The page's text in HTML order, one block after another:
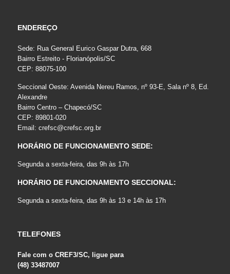
ENDEREÇO
Sede: Rua General Eurico Gaspar Dutra, 668
Bairro Estreito - Florianópolis/SC
CEP: 88075-100
Seccional Oeste: Avenida Nereu Ramos, nº 93-E, Sala nº 8, Ed.
Alexandre
Bairro Centro – Chapecó/SC
CEP: 89801-020
Email: crefsc@crefsc.org.br
HORÁRIO DE FUNCIONAMENTO SEDE:
Segunda a sexta-feira, das 9h às 17h
HORÁRIO DE FUNCIONAMENTO SECCIONAL:
Segunda a sexta-feira, das 9h às 13 e 14h às 17h
TELEFONES
Fale com o CREF3/SC, ligue para
(48) 33487007